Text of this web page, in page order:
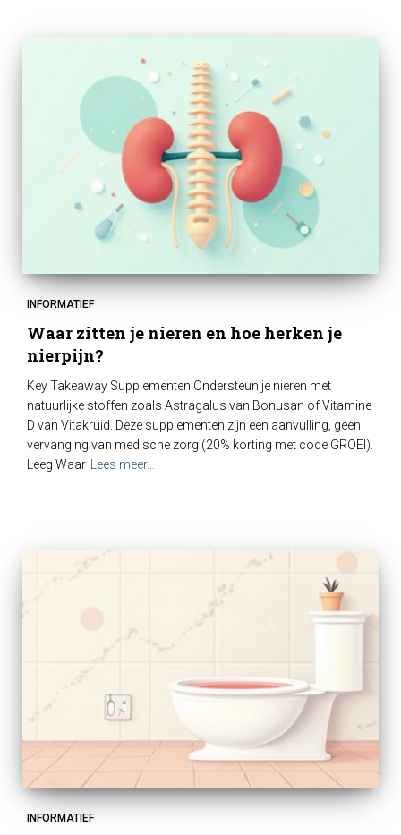
INFORMATIEF
Waar zitten je nieren en hoe herken je
nierpijn?
Key Takeaway Supplementen Ondersteun je nieren met
natuurlijke stoffen zoals Astragalus van Bonusan of Vitamine
D van Vitakruid. Deze supplementen zijn een aanvulling, geen
vervanging van medische zorg (20% korting met code GROEI).
Leeg Waar
Lees meer…
INFORMATIEF